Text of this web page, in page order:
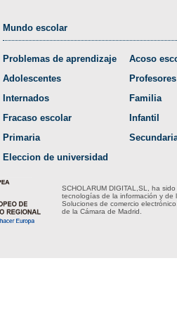
Mundo escolar
Problemas de aprendizaje
Adolescentes
Internados
Fracaso escolar
Primaria
Eleccion de universidad
Acoso
Profesores
Familia
Infantil
SCHOLARUM DIGITAL,SL, ha
tecnologías de la información y de
Soluciones de comercio
de la Cámara de Madrid.